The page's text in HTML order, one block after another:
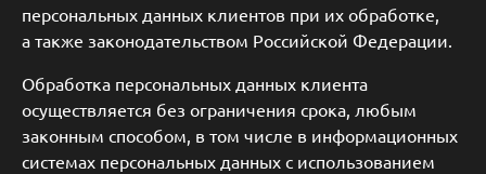
персональных данных клиентов при их обработке,
а также законодательством Российской Федерации.
Обработка персональных данных клиента
осуществляется без ограничения срока, любым
законным способом, в том числе в информационных
системах персональных данных с использованием